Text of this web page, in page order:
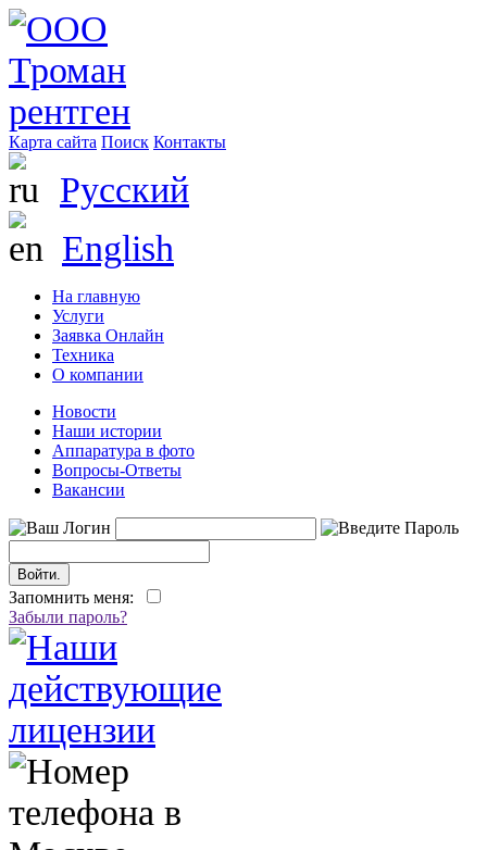
Карта сайта Поиск Контакты
Русский
English
На главную
Услуги
Заявка Онлайн
Техника
О компании
Новости
Наши истории
Аппаратура в фото
Вопросы-Ответы
Вакансии
Запомнить меня:
Забыли пароль?